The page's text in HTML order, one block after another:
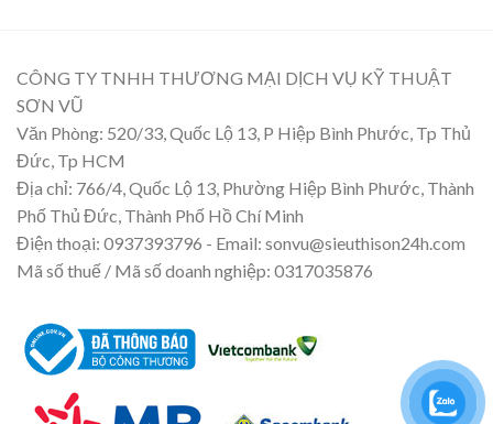
CÔNG TY TNHH THƯƠNG MẠI DỊCH VỤ KỸ THUẬT
SƠN VŨ
Văn Phòng: 520/33, Quốc Lộ 13, P Hiệp Bình Phước, Tp Thủ
Đức, Tp HCM
Địa chỉ: 766/4, Quốc Lộ 13, Phường Hiệp Bình Phước, Thành
Phố Thủ Đức, Thành Phố Hồ Chí Minh
Điện thoại: 0937393796 - Email: sonvu@sieuthison24h.com
Mã số thuế / Mã số doanh nghiệp: 0317035876